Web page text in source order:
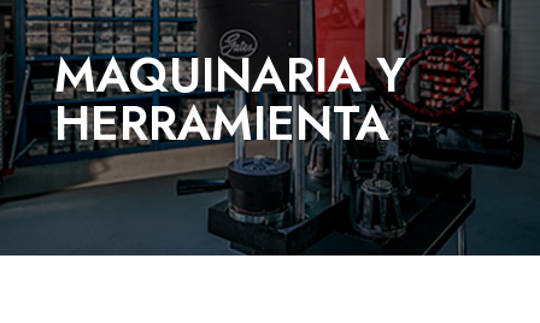
MAQUINARIA Y
HERRAMIENTA